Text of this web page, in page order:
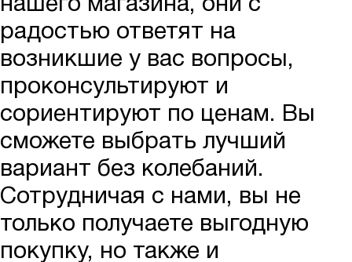
нашего магазина, они с
радостью ответят на
возникшие у вас вопросы,
проконсультируют и
сориентируют по ценам. Вы
сможете выбрать лучший
вариант без колебаний.
Сотрудничая с нами, вы не
только получаете выгодную
покупку, но также и